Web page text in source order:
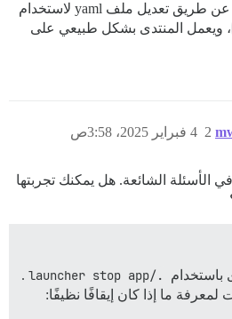
ملاحظة: لقد أجلت التحديث عن طريق تعديل ملف yaml لاستخدام
، ويعمل المنتدى بشكل طبيعي على
4 فبراير 2025، 3:58ص 2
الشائعة. هل يمكنك تجربتها
باستخدام
./launcher stop app
.
لمعرفة ما إذا كان إيقافًا نظيفًا: